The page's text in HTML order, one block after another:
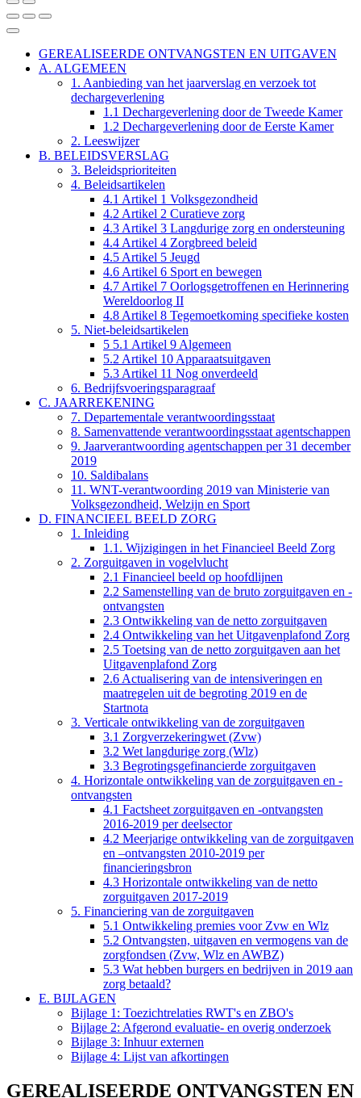
Vergroot
de
tekstgrootte
Verklein
de
Verander
het
naar
lichtmodus
Verander
naar
een
Verander
naar
de
donkere
modus
Sluit
Leesmodus
Table
GEREALISEERDE ONTVANGSTEN EN UITGAVEN
A. ALGEMEEN
1. Aanbieding van het jaarverslag en verzoek tot
dechargeverlening
1.1 Dechargeverlening door de Tweede Kamer
1.2 Dechargeverlening door de Eerste Kamer
2. Leeswijzer
B. BELEIDSVERSLAG
3. Beleidsprioriteiten
4. Beleidsartikelen
4.1 Artikel 1 Volksgezondheid
4.2 Artikel 2 Curatieve zorg
4.3 Artikel 3 Langdurige zorg en ondersteuning
4.4 Artikel 4 Zorgbreed beleid
4.5 Artikel 5 Jeugd
4.6 Artikel 6 Sport en bewegen
4.7 Artikel 7 Oorlogsgetroffenen en Herinnering
Wereldoorlog II
4.8 Artikel 8 Tegemoetkoming specifieke kosten
5. Niet-beleidsartikelen
5 5.1 Artikel 9 Algemeen
5.2 Artikel 10 Apparaatsuitgaven
5.3 Artikel 11 Nog onverdeeld
6. Bedrijfsvoeringsparagraaf
C. JAARREKENING
7. Departementale verantwoordingsstaat
8. Samenvattende verantwoordingsstaat agentschappen
9. Jaarverantwoording agentschappen per 31 december
2019
10. Saldibalans
11. WNT-verantwoording 2019 van Ministerie van
Volksgezondheid, Welzijn en Sport
D. FINANCIEEL BEELD ZORG
1. Inleiding
1.1. Wijzigingen in het Financieel Beeld Zorg
2. Zorguitgaven in vogelvlucht
2.1 Financieel beeld op hoofdlijnen
2.2 Samenstelling van de bruto zorguitgaven en -
ontvangsten
2.3 Ontwikkeling van de netto zorguitgaven
2.4 Ontwikkeling van het Uitgavenplafond Zorg
2.5 Toetsing van de netto zorguitgaven aan het
Uitgavenplafond Zorg
2.6 Actualisering van de intensiveringen en
maatregelen uit de begroting 2019 en de
Startnota
3. Verticale ontwikkeling van de zorguitgaven
3.1 Zorgverzekeringwet (Zvw)
3.2 Wet langdurige zorg (Wlz)
3.3 Begrotingsgefinancierde zorguitgaven
4. Horizontale ontwikkeling van de zorguitgaven en -
ontvangsten
4.1 Factsheet zorguitgaven en -ontvangsten
2016-2019 per deelsector
4.2 Meerjarige ontwikkeling van de zorguitgaven
en –ontvangsten 2010-2019 per
financieringsbron
4.3 Horizontale ontwikkeling van de netto
zorguitgaven 2017-2019
5. Financiering van de zorguitgaven
5.1 Ontwikkeling premies voor Zvw en Wlz
5.2 Ontvangsten, uitgaven en vermogens van de
zorgfondsen (Zvw, Wlz en AWBZ)
5.3 Wat hebben burgers en bedrijven in 2019 aan
zorg betaald?
E. BIJLAGEN
Bijlage 1: Toezichtrelaties RWT's en ZBO's
Bijlage 2: Afgerond evaluatie- en overig onderzoek
Bijlage 3: Inhuur externen
Bijlage 4: Lijst van afkortingen
GEREALISEERDE ONTVANGSTEN EN